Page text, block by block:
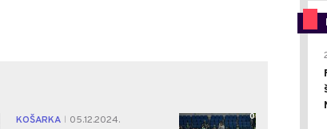
KOŠARKA
05.12.2024.
0